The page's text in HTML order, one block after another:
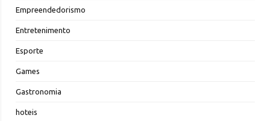
Empreendedorismo
Entretenimento
Esporte
Games
Gastronomia
hoteis